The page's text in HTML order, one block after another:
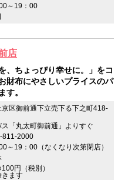
～19：00
店
、ちょっぴり幸せに。」をコ
財布にやさしいプライスのパ
す。
区御前通下立売下る下之町418-
「丸太町御前通」よりすぐ
811-2000
～19：00（なくなり次第閉店）
円（税別）
ます